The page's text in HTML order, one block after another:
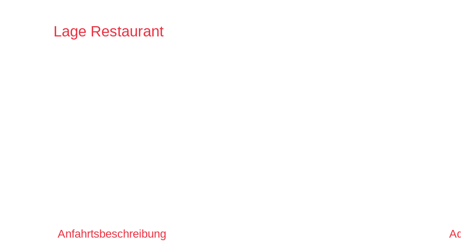
Lage Restaurant
Anfahrtsbeschreibung